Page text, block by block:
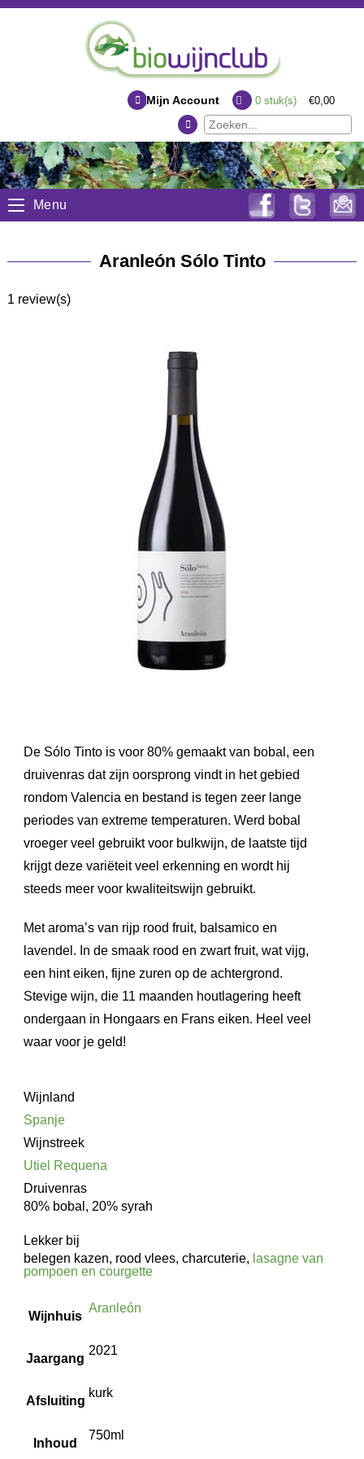
Mijn Account 0stuk(s) €0,00
Menu
Aranleón Sólo Tinto
1 review(s)
De Sólo Tinto is voor 80% gemaakt van bobal, een
druivenras dat zijn oorsprong vindt in het gebied
rondom Valencia en bestand is tegen zeer lange
periodes van extreme temperaturen. Werd bobal
vroeger veel gebruikt voor bulkwijn, de laatste tijd
krijgt deze variëteit veel erkenning en wordt hij
steeds meer voor kwaliteitswijn gebruikt.
Met aroma’s van rijp rood fruit, balsamico en
lavendel. In de smaak rood en zwart fruit, wat vijg,
een hint eiken, fijne zuren op de achtergrond.
Stevige wijn, die 11 maanden houtlagering heeft
ondergaan in Hongaars en Frans eiken. Heel veel
waar voor je geld!
Wijnland
Spanje
Wijnstreek
Utiel Requena
Druivenras
80% bobal, 20% syrah
Lekker bij
belegen kazen, rood vlees, charcuterie, lasagne van
pompoen en courgette
Wijnhuis
Aranleón
Jaargang
2021
Afsluiting
kurk
Inhoud
750ml